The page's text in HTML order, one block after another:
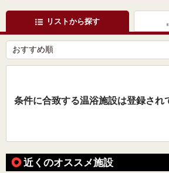
リストから探す
条件に合致する温浴施設は登録され
近くのオススメ施設